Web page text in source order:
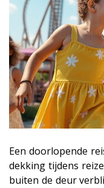
Een doorlopende
dekking tijdens
buiten de deur